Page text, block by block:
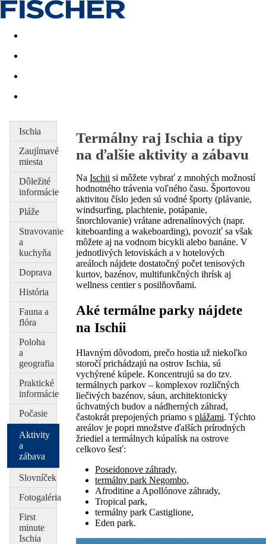
Last minute Dovolenkové kluby
Ischia
Zaujímavé
miesta
Dôležité
informácie
Pláže
Stravovanie
a
kuchyňa
Doprava
História
Fauna a
flóra
Poloha
a
geografia
Praktické
informácie
Počasie
Aktivity
a
zábava
Slovníček
Fotogaléria
First
minute
Ischia
Termálny raj Ischia a tipy
na ďalšie aktivity a zábavu
Na Ischii si môžete vybrať z mnohých možností
hodnotného trávenia voľného času. Športovou
aktivitou číslo jeden sú vodné športy (plávanie,
windsurfing, plachtenie, potápanie,
šnorchlovanie) vrátane adrenalínových (napr.
kiteboarding a wakeboarding), povoziť sa však
môžete aj na vodnom bicykli alebo banáne. V
jednotlivých letoviskách a v hotelových
areáloch nájdete dostatočný počet tenisových
kurtov, bazénov, multifunkčných ihrísk aj
wellness centier s posilňovňami.
Aké termálne parky nájdete
na Ischii
Hlavným dôvodom, prečo hostia už niekoľko
storočí prichádzajú na ostrov Ischia, sú
vychýrené kúpele. Koncentrujú sa do tzv.
termálnych parkov – komplexov rozličných
liečivých bazénov, sáun, architektonicky
úchvatných budov a nádherných záhrad,
častokrát prepojených priamo s plážami. Týchto
areálov je popri množstve ďalších prírodných
žriediel a termálnych kúpalísk na ostrove
celkovo šesť:
Poseidonove záhrady,
termálny park Negombo,
Afroditine a Apollónove záhrady,
Tropical park,
termálny park Castiglione,
Eden park.